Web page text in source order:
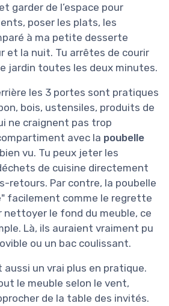
garder de l’espace pour
poser les plats, les
à ma petite desserte
et la nuit. Tu arrêtes de courir
jardin toutes les deux minutes.
les 3 portes sont pratiques
bois, ustensiles, produits de
ne craignent pas trop
avec la poubelle
vu. Tu peux jeter les
de cuisine directement
retours. Par contre, la poubelle
facilement comme le regrette
nettoyer le fond du meuble, ce
Là, ils auraient vraiment pu
ou un bac coulissant.
aussi un vrai plus en pratique.
le meuble selon le vent,
de la table des invités.